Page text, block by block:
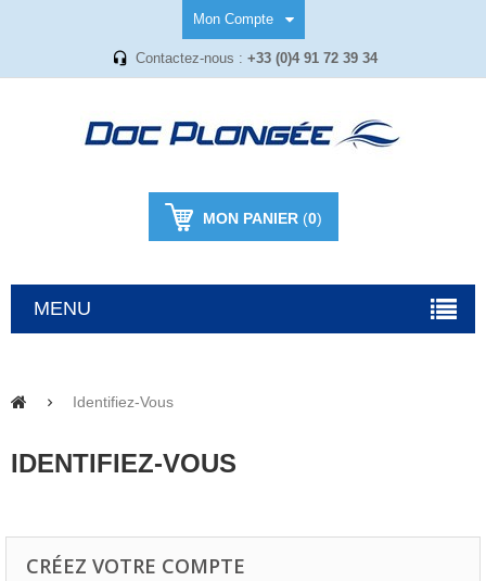
Mon Compte
Contactez-nous : +33 (0)4 91 72 39 34
MON PANIER(0)
MENU
Identifiez-Vous
IDENTIFIEZ-VOUS
CRÉEZ VOTRE COMPTE